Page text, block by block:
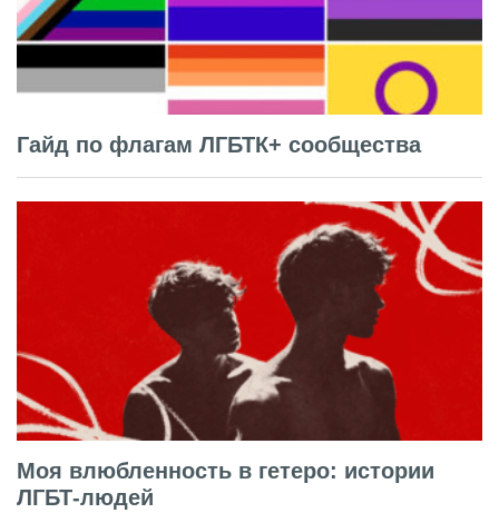
Гайд по флагам ЛГБТК+ сообщества
Моя влюбленность в гетеро: истории
ЛГБТ-людей